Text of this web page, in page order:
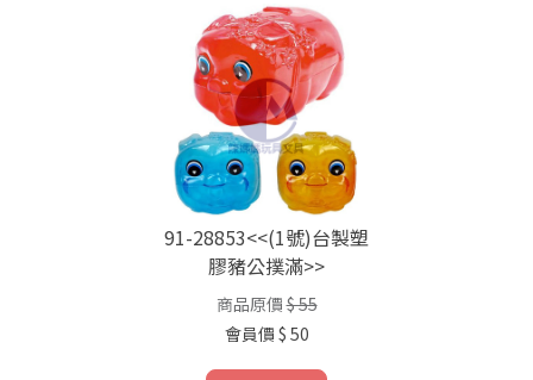
91-28853<<(1號)台製塑
膠豬公撲滿>>
商品原價$ 55
會員價 $ 50